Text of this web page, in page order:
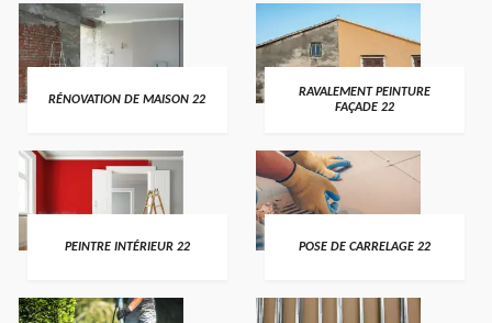
RÉNOVATION DE MAISON 22
RAVALEMENT PEINTURE
FAÇADE 22
PEINTRE INTÉRIEUR 22 POSE DE CARRELAGE 22